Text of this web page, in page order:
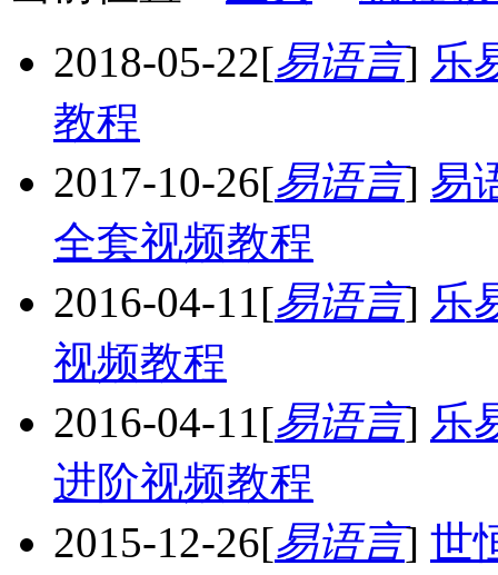
2018-05-22[易语言] 乐
教程
2017-10-26[易语言] 易
全套视频教程
2016-04-11[易语言] 乐
视频教程
2016-04-11[易语言] 乐
进阶视频教程
2015-12-26[易语言] 世